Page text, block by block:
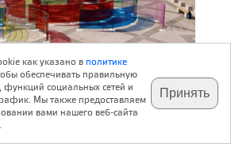
сдвиг
Манеж продолжил серию
как указано вполитике
обеспечивать правильную
функций социальных сетей и
Мы также предоставляем
вами нашего веб-сайта
Принять